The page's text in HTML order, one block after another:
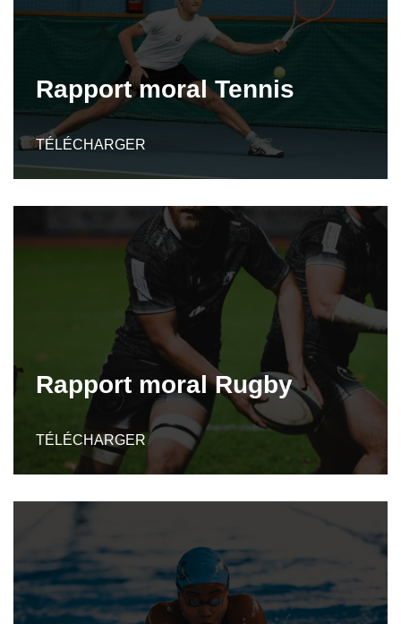
Rapport moral Tennis
TÉLÉCHARGER
Rapport moral Rugby
TÉLÉCHARGER